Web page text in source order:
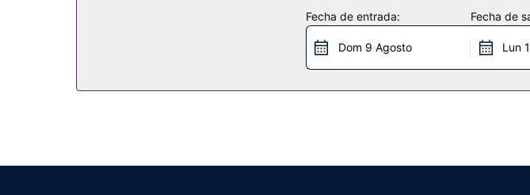
servicio de transporte (de pago) te llevará a varios puntos imprescindibles de la
En 251 Budget Guest House tienes un restaurante a tu disposición para comer
Fecha de entrada:
Dom 9 Agosto
Fecha de
Lun